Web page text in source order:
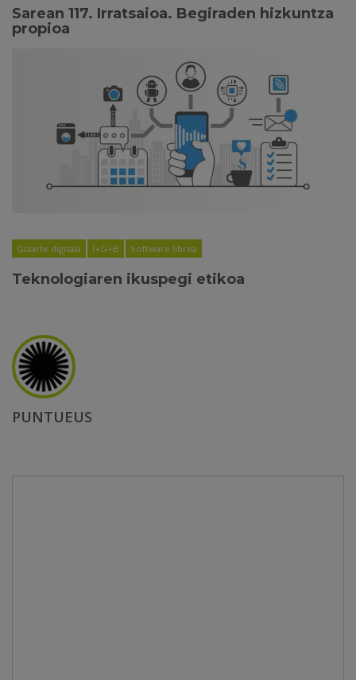
Sarean 117. Irratsaioa. Begiraden hizkuntza
propioa
Gizarte digitala I+G+B Software librea
Teknologiaren ikuspegi etikoa
PUNTUEUS